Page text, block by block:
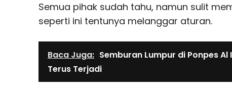
Semua pihak sudah tahu, namun sulit
seperti ini tentunya melanggar aturan.
Baca Juga: Semburan Lumpur di Ponpes Al
Terus Terjadi